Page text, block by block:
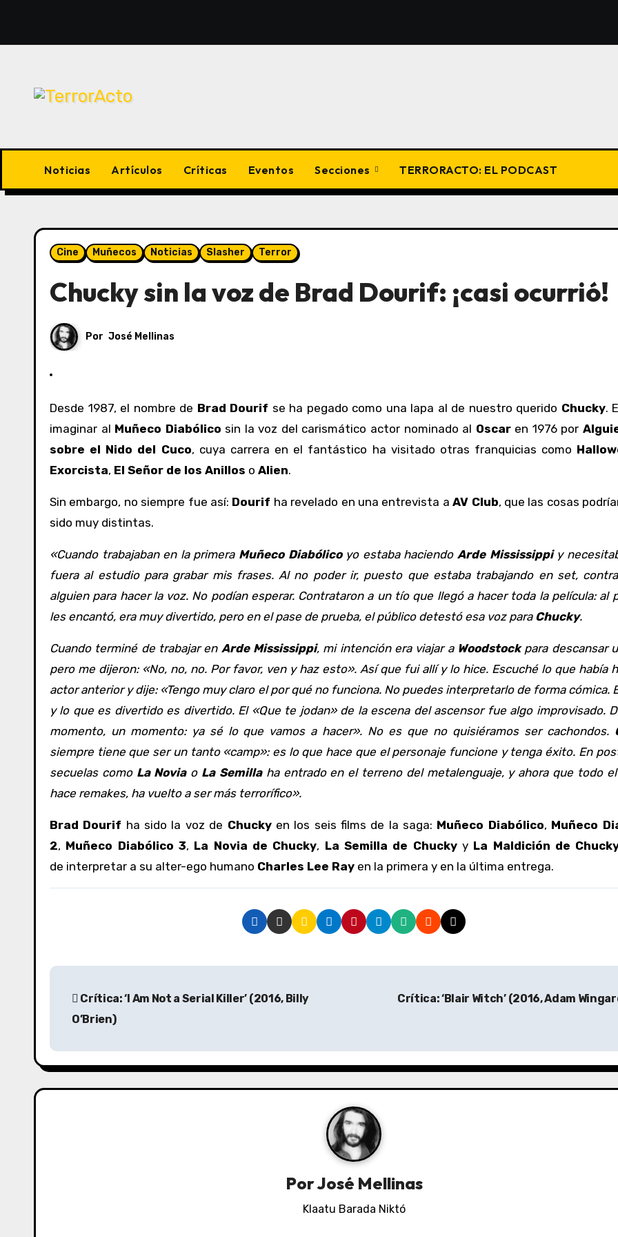
contenido
Noticias Artículos Críticas Eventos Secciones TERRORACTO: EL PODCAST
Cine Muñecos Noticias Slasher Terror
Chucky sin la voz de Brad Dourif: ¡casi ocurrió!
Por José Mellinas
Desde 1987, el nombre de Brad Dourif se ha pegado como una lapa al de nuestro querido Chucky.
imaginar al Muñeco Diabólico sin la voz del carismático actor nominado al Oscaren 1976 por
sobre el Nido del Cuco, cuya carrera en el fantástico ha visitado otras franquicias como
Exorcista, El Señor de los Anillos o Alien.
Sin embargo, no siempre fue así: Dourif ha revelado en una entrevista aAV Club, que las cosas
sido muy distintas.
«Cuando trabajaban en la primera Muñeco Diabólicoyo estaba haciendoArde Mississippiy
fuera al estudio para grabar mis frases. Al no poder ir, puesto que estaba trabajando en set,
alguien para hacer la voz. No podían esperar. Contrataron a un tío que llegó a hacer toda la película: al
les encantó, era muy divertido, pero en el pase de prueba, el público detestó esa voz para Chucky.
Cuando terminé de trabajar en Arde Mississippi, mi intención era viajar a Woodstockpara descansar
pero me dijeron: «No, no, no. Por favor, ven y haz esto». Así que fui allí y lo hice. Escuché lo que había
actor anterior y dije: «Tengo muy claro el por qué no funciona. No puedes interpretarlo de forma cómica.
y lo que es divertido es divertido. El «Que te jodan» de la escena del ascensor fue algo improvisado.
momento, un momento: ya sé lo que vamos a hacer». No es que no quisiéramos ser cachondos.
siempre tiene que ser un tanto «camp»: es lo que hace que el personaje funcione y tenga éxito. En
secuelas como La Noviao La Semillaha entrado en el terreno del metalenguaje, y ahora que todo
hace remakes, ha vuelto a ser más terrorífico».
Brad Dourif ha sido la voz de Chuckyen los seis films de la saga: Muñeco Diabólico, Muñeco
2, Muñeco Diabólico 3, La Novia de Chucky, La Semilla de Chucky y La Maldición de
de interpretar a su alter-ego humano Charles Lee Ray en la primera y en la última entrega.
N
e
g
Crítica: ‘I Am Not a Serial Killer’ (2016, Billy
O’Brien)
Crítica: ‘Blair Witch’ (2016, Adam
PorJosé Mellinas
Klaatu Barada Niktó